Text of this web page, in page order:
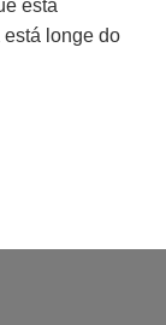
está
está longe do